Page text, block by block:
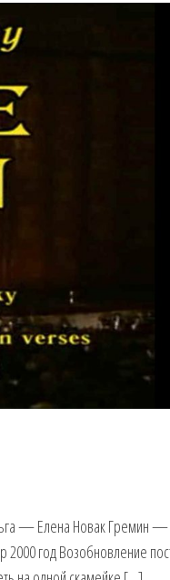
— Елена Новак Гремин —
год Возобновление